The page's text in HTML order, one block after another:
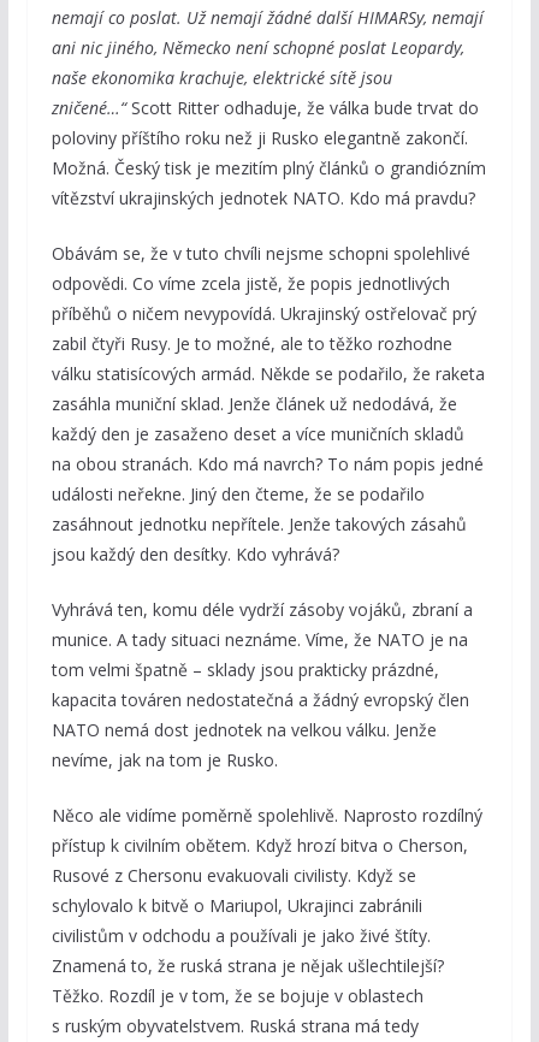
nemají co poslat. Už nemají žádné další HIMARSy, nemají
ani nic jiného, Německo není schopné poslat Leopardy,
naše ekonomika krachuje, elektrické sítě jsou
zničené…“Scott Ritter odhaduje, že válka bude trvat do
poloviny příštího roku než ji Rusko elegantně zakončí.
Možná. Český tisk je mezitím plný článků o grandiózním
vítězství ukrajinských jednotek NATO. Kdo má pravdu?
Obávám se, že v tuto chvíli nejsme schopni spolehlivé
odpovědi. Co víme zcela jistě, že popis jednotlivých
příběhů o ničem nevypovídá. Ukrajinský ostřelovač prý
zabil čtyři Rusy. Je to možné, ale to těžko rozhodne
válku statisícových armád. Někde se podařilo, že raketa
zasáhla muniční sklad. Jenže článek už nedodává, že
každý den je zasaženo deset a více muničních skladů
na obou stranách. Kdo má navrch? To nám popis jedné
události neřekne. Jiný den čteme, že se podařilo
zasáhnout jednotku nepřítele. Jenže takových zásahů
jsou každý den desítky. Kdo vyhrává?
Vyhrává ten, komu déle vydrží zásoby vojáků, zbraní a
munice. A tady situaci neznáme. Víme, že NATO je na
tom velmi špatně – sklady jsou prakticky prázdné,
kapacita továren nedostatečná a žádný evropský člen
NATO nemá dost jednotek na velkou válku. Jenže
nevíme, jak na tom je Rusko.
Něco ale vidíme poměrně spolehlivě. Naprosto rozdílný
přístup k civilním obětem. Když hrozí bitva o Cherson,
Rusové z Chersonu evakuovali civilisty. Když se
schylovalo k bitvě o Mariupol, Ukrajinci zabránili
civilistům v odchodu a používali je jako živé štíty.
Znamená to, že ruská strana je nějak ušlechtilejší?
Těžko. Rozdíl je v tom, že se bojuje v oblastech
s ruským obyvatelstvem. Ruská strana má tedy